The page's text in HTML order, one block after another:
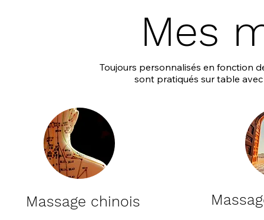
Mes
Toujours personnalisés en fonction
sont pratiqués sur table avec
Massage chinois